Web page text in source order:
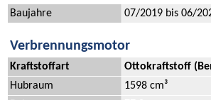
Baujahre 07/2019 bis 06/
Verbrennungsmotor
Kraftstoffart
Ottokraftstoff
Hubraum
1598 cm³